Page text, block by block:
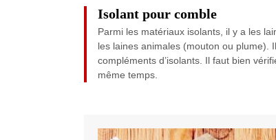
Isolant pour comble
Parmi les matériaux isolants, il y a les
les laines animales (mouton ou plume).
compléments d’isolants. Il faut bien
même temps.